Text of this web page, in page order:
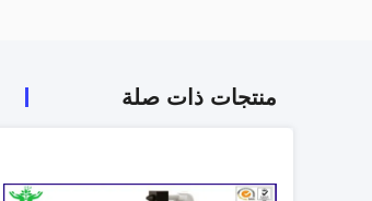
منتجات ذات صلة